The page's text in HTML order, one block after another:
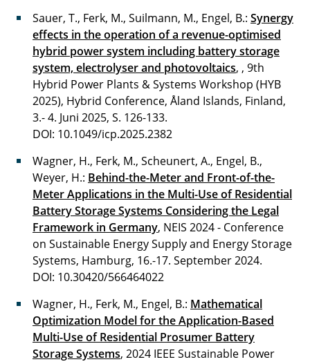
Sauer, T., Ferk, M., Suilmann, M., Engel, B.: Synergy
effects in the operation of a revenue-optimised
hybrid power system including battery storage
system, electrolyser and photovoltaics, , 9th
Hybrid Power Plants & Systems Workshop (HYB
2025), Hybrid Conference, Åland Islands, Finland,
3.- 4. Juni 2025, S. 126-133.
DOI: 10.1049/icp.2025.2382
Wagner, H., Ferk, M., Scheunert, A., Engel, B.,
Weyer, H.: Behind-the-Meter and Front-of-the-
Meter Applications in the Multi-Use of Residential
Battery Storage Systems Considering the Legal
Framework in Germany, NEIS 2024 - Conference
on Sustainable Energy Supply and Energy Storage
Systems, Hamburg, 16.-17. September 2024.
DOI: 10.30420/566464022
Wagner, H., Ferk, M., Engel, B.: Mathematical
Optimization Model for the Application-Based
Multi-Use of Residential Prosumer Battery
Storage Systems, 2024 IEEE Sustainable Power